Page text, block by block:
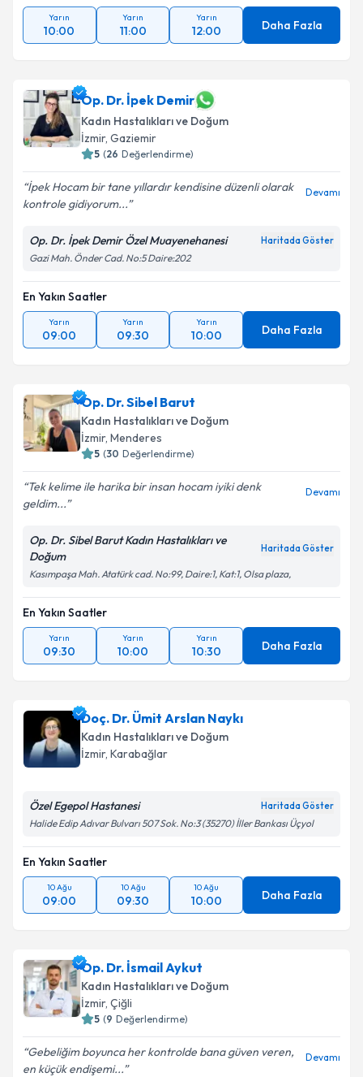
Yarın
10:00
Yarın
11:00
Yarın
12:00 Daha Fazla
Op. Dr. İpek Demir
Kadın Hastalıkları ve Doğum
İzmir, Gaziemir
5 (26 Değerlendirme)
İpek Hocam bir tane yıllardır kendisine düzenli olarak
kontrole gidiyorum...
Devamı
Op. Dr. İpek Demir Özel Muayenehanesi Haritada Göster
Gazi Mah. Önder Cad. No:5 Daire:202
En Yakın Saatler
Yarın
09:00
Yarın
09:30
Yarın
10:00 Daha Fazla
Op. Dr. Sibel Barut
Kadın Hastalıkları ve Doğum
İzmir, Menderes
5 (30 Değerlendirme)
Tek kelime ile harika bir insan hocam iyiki denk
geldim...
Devamı
Op. Dr. Sibel Barut Kadın Hastalıkları ve
Doğum
Haritada Göster
Kasımpaşa Mah. Atatürk cad. No:99, Daire:1, Kat:1, Olsa plaza,
En Yakın Saatler
Yarın
09:30
Yarın
10:00
Yarın
10:30 Daha Fazla
Doç. Dr. Ümit Arslan Naykı
Kadın Hastalıkları ve Doğum
İzmir, Karabağlar
Özel Egepol Hastanesi Haritada Göster
Halide Edip Adıvar Bulvarı 507 Sok. No:3 (35270) İller Bankası Üçyol
En Yakın Saatler
10 Ağu
09:00
10 Ağu
09:30
10 Ağu
10:00 Daha Fazla
Op. Dr. İsmail Aykut
Kadın Hastalıkları ve Doğum
İzmir, Çiğli
5 (9 Değerlendirme)
Gebeliğim boyunca her kontrolde bana güven veren,
en küçük endişemi...
Devamı